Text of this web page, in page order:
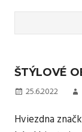
ŠTÝLOVÉ
25.6.2022
Hviezdna